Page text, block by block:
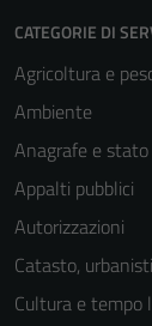
CATEGORIE DI
Agricoltura e
Ambiente
Anagrafe e
Appalti pubblici
Autorizzazioni
Catasto,
Cultura e tempo